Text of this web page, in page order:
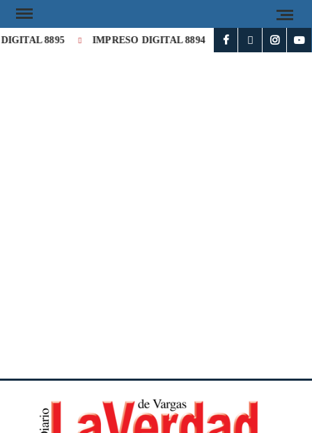
8895 IMPRESO DIGITAL 8894 Milei cataloga de